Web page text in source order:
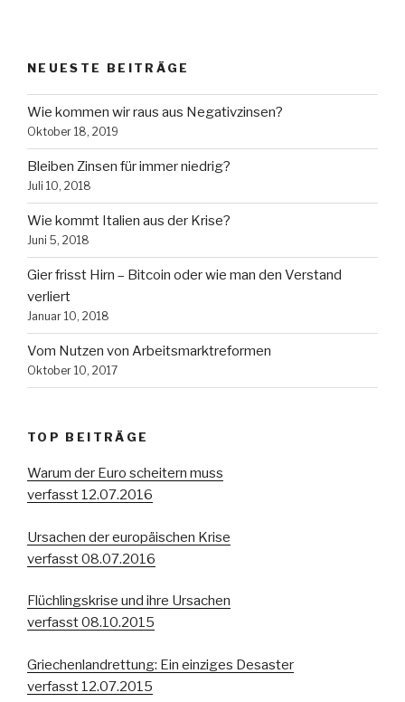
NEUESTE BEITRÄGE
Wie kommen wir raus aus Negativzinsen?
Oktober 18, 2019
Bleiben Zinsen für immer niedrig?
Juli 10, 2018
Wie kommt Italien aus der Krise?
Juni 5, 2018
Gier frisst Hirn – Bitcoin oder wie man den Verstand
verliert
Januar 10, 2018
Vom Nutzen von Arbeitsmarktreformen
Oktober 10, 2017
TOP BEITRÄGE
Warum der Euro scheitern muss
verfasst 12.07.2016
Ursachen der europäischen Krise
verfasst 08.07.2016
Flüchlingskrise und ihre Ursachen
verfasst 08.10.2015
Griechenlandrettung: Ein einziges Desaster
verfasst 12.07.2015